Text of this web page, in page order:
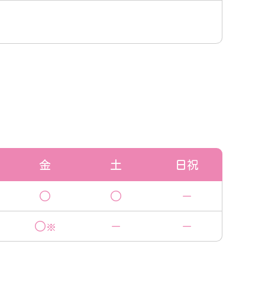
金 土 日祝
○ ○ －
○※ － －